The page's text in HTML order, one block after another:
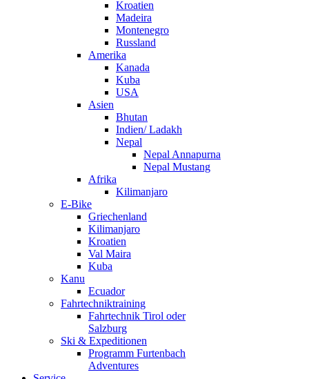
Kroatien
Madeira
Montenegro
Russland
Amerika
Kanada
Kuba
USA
Asien
Bhutan
Indien/ Ladakh
Nepal
Nepal Annapurna
Nepal Mustang
Afrika
Kilimanjaro
E-Bike
Griechenland
Kilimanjaro
Kroatien
Val Maira
Kuba
Kanu
Ecuador
Fahrtechniktraining
Fahrtechnik Tirol oder
Salzburg
Ski & Expeditionen
Programm Furtenbach
Adventures